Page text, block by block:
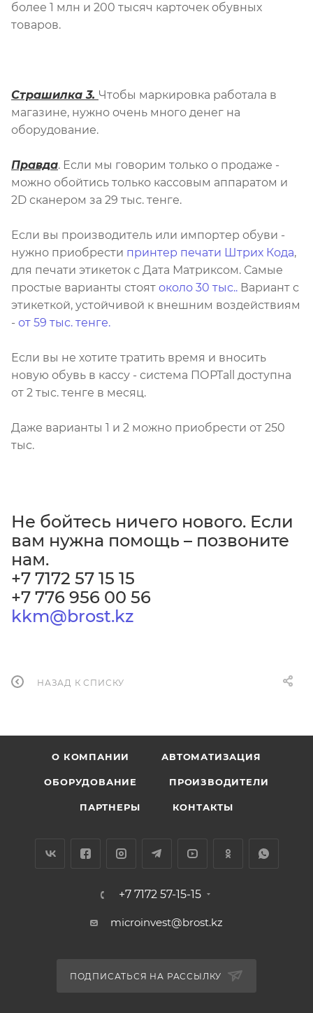
более 1 млн и 200 тысяч карточек обувных
товаров.
Страшилка 3. Чтобы маркировка работала в
магазине, нужно очень много денег на
оборудование.
Правда. Если мы говорим только о продаже -
можно обойтись только кассовым аппаратом и
2D сканером за 29 тыс. тенге.
Если вы производитель или импортер обуви -
нужно приобрести принтер печати Штрих Кода,
для печати этикеток с Дата Матриксом. Самые
простые варианты стоят около 30 тыс.. Вариант с
этикеткой, устойчивой к внешним воздействиям
- от 59 тыс. тенге.
Если вы не хотите тратить время и вносить
новую обувь в кассу - система ПОРТall доступна
от 2 тыс. тенге в месяц.
Даже варианты 1 и 2 можно приобрести от 250
тыс.
Не бойтесь ничего нового. Если
вам нужна помощь – позвоните
нам.
+7 7172 57 15 15
+7 776 956 00 56
kkm@brost.kz
НАЗАД К СПИСКУ
О КОМПАНИИ АВТОМАТИЗАЦИЯ
ОБОРУДОВАНИЕ ПРОИЗВОДИТЕЛИ
ПАРТНЕРЫ КОНТАКТЫ
+7 7172 57-15-15
microinvest@brost.kz
ПОДПИСАТЬСЯ НА РАССЫЛКУ